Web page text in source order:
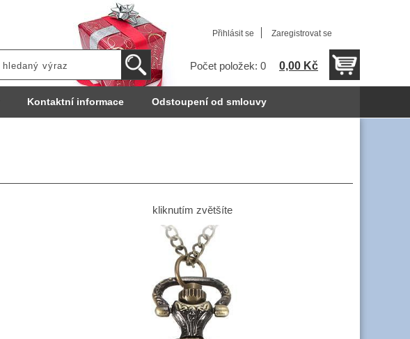
Přihlásit se Zaregistrovat se
Počet položek: 0 0,00 Kč
Kontaktní informace Odstoupení od smlouvy
kliknutím zvětšíte